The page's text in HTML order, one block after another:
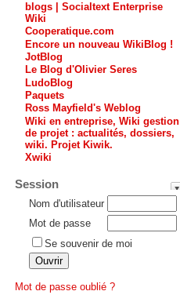
blogs | Socialtext Enterprise
Wiki
Cooperatique.com
Encore un nouveau WikiBlog !
JotBlog
Le Blog d'Olivier Seres
LudoBlog
Paquets
Ross Mayfield's Weblog
Wiki en entreprise, Wiki gestion
de projet : actualités, dossiers,
wiki. Projet Kiwik.
Xwiki
Session
Nom d'utilisateur
Mot de passe
Se souvenir de moi
Mot de passe oublié ?